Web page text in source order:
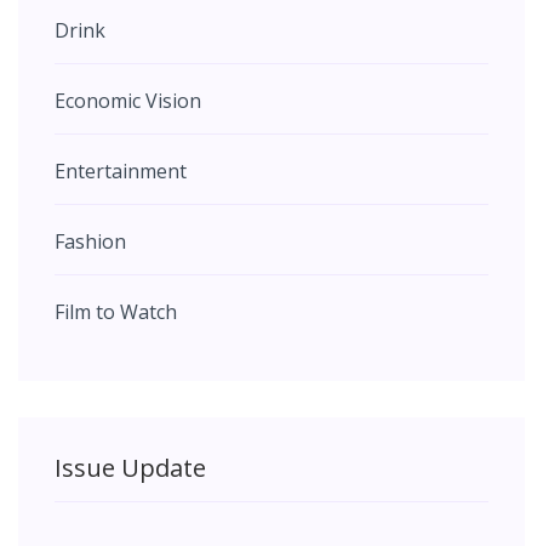
Drink
Economic Vision
Entertainment
Fashion
Film to Watch
Issue Update